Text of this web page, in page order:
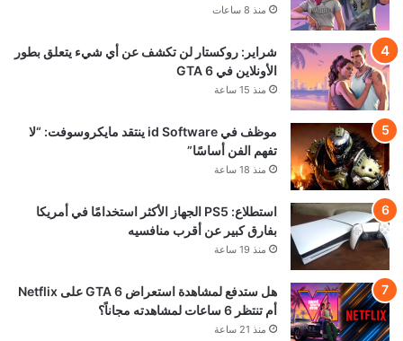
منذ 8 ساعات
شراير: روكستار لن تكشف عن أي شيء يتعلق بطور
الأونلاين في GTA 6
منذ 15 ساعة
موظف في id Software ينتقد مايكروسوفت: “لا
تفهم الفن أساسًا”
منذ 18 ساعة
استطلاع: PS5 الجهاز الأكثر استخدامًا في أمريكا
بفارق كبير عن أقرب منافسيه
منذ 19 ساعة
هل ستدفع لمشاهدة استعراض GTA 6 على Netflix
أم تنتظر 6 ساعات لمشاهدته مجاناً؟
منذ 21 ساعة